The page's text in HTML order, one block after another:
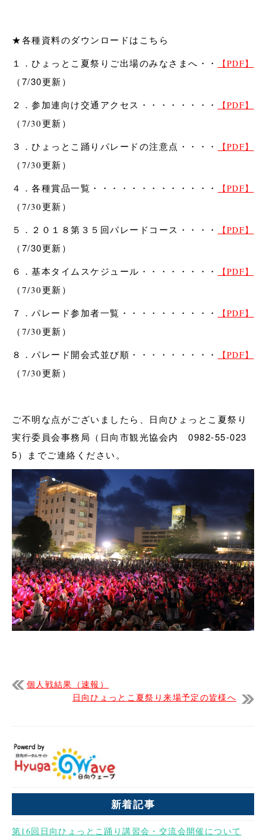
★各種資料のダウンロードはこちら
１．ひょっとこ夏祭りご出場のみなさまへ・・
【PDF】
（7/30更新）
２．参加連向け交通アクセス・・・・・・・・
【PDF】
（7/30更新）
３．ひょっとこ踊りパレードの注意点・・・・ 【PDF】
（7/30更新）
４．各種賞品一覧・・・・・・・・・・・・・ 【PDF】
（7/30更新）
５．２０１８第３５回パレードコース・・・・ 【PDF】
（7/30更新）
６．基本タイムスケジュール・・・・・・・・
【PDF】
（7/30更新）
７．パレード参加者一覧・・・・・・・・・・ 【PDF】
（7/30更新）
８．パレード開会式並び順・・・・・・・・・ 【PDF】
（7/30更新）
ご不明な点がございましたら、日向ひょっとこ夏祭り
実行委員会事務局（日向市観光協会内 0982-55-023
5）までご連絡ください。
個人戦結果（速報）
日向ひょっとこ夏祭り来場予定の皆様へ
新着記事
第16回日向ひょっとこ踊り講習会・交流会開催について